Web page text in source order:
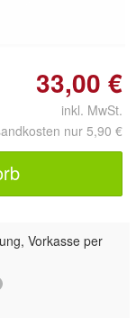
33,00 €
inkl. MwSt.
nur 5,90 €
Vorkasse per